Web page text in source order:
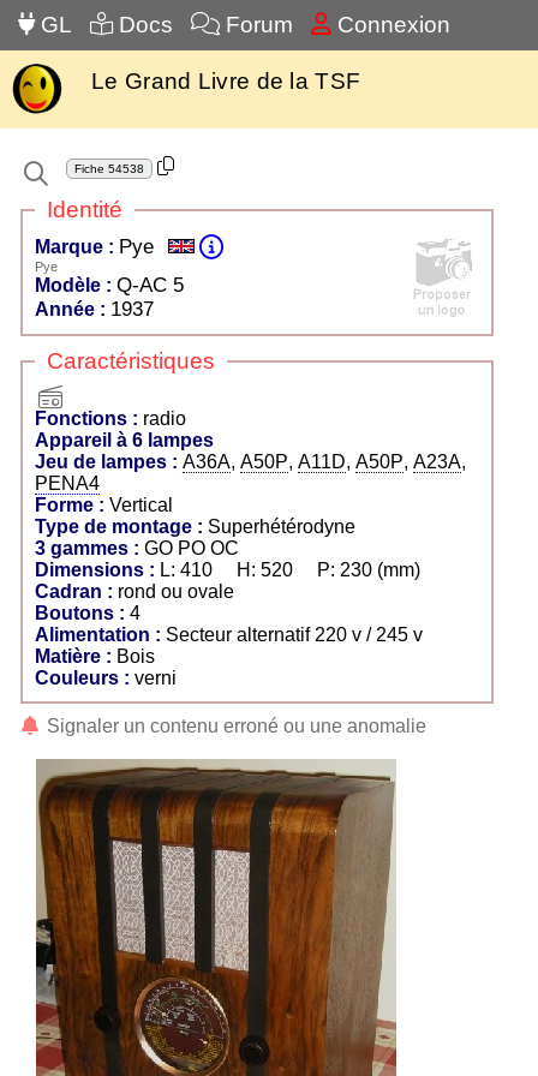
GL Docs Forum Connexion
Le Grand Livre de la TSF
Fiche 54538
Identité
Marque : Pye
Pye
Modèle : Q-AC 5
Année : 1937
Caractéristiques
Fonctions : radio
Appareil à 6 lampes
Jeu de lampes : A36A, A50P, A11D, A50P, A23A,
PENA4
Forme : Vertical
Type de montage : Superhétérodyne
3 gammes :
GO PO OC
Dimensions : L: 410 H: 520 P: 230 (mm)
Cadran : rond ou ovale
Boutons : 4
Alimentation : Secteur alternatif 220 v / 245 v
Matière : Bois
Couleurs : verni
Signaler un contenu erroné ou une anomalie